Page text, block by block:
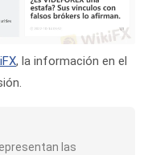
, la información en el
las